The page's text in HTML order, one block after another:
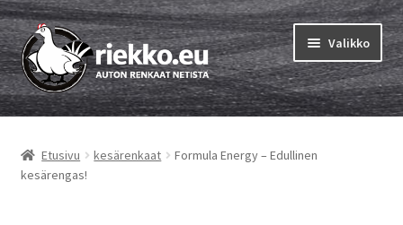
Siirry
navigointiin
Siirry
sisältöön
Valikko
Etusivu
Vinkit & ohjeet
Etusivu kesärenkaat
Formula Energy – Edullinen
kesärengas!